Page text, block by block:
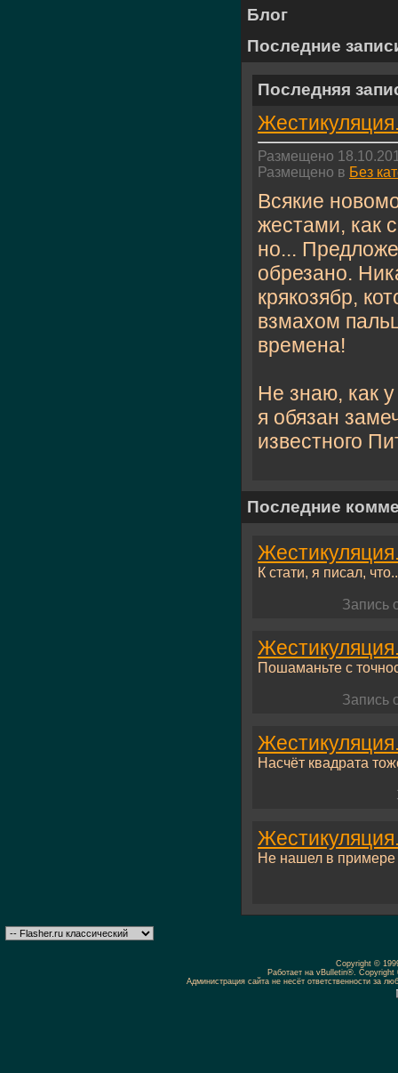
Блог
Последние
Последняя
Размещено
Размещено в Без
Всякие
жестами, как
но...
обрезано.
крякозябр,
взмахом
времена!
Не знаю, как
я обязан
известного
Последние
К стати, я писал,
Запись
Пошаманьте с
Запись
Насчёт квадрата
Не нашел в примере
Copyright ©
Работает на vBulletin®.
Администрация сайта не несёт ответственности за